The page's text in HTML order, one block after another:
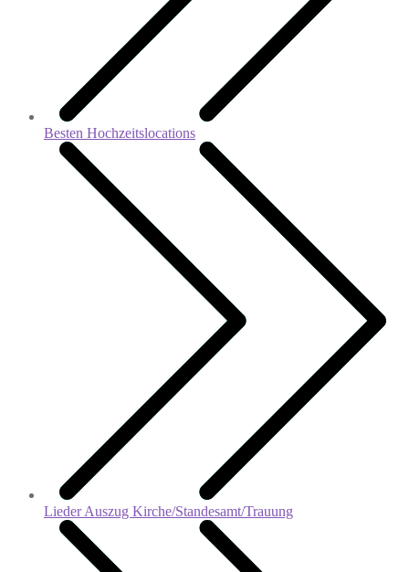
Besten Hochzeitslocations
Lieder Auszug Kirche/Standesamt/Trauung